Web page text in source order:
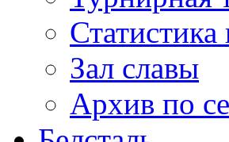
Статистика
Зал славы
Архив по